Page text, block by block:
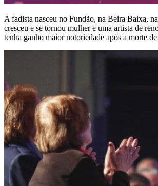
A fadista nasceu no Fundão, na Beira Baixa,
cresceu e se tornou mulher e uma artista de
tenha ganho maior notoriedade após a morte